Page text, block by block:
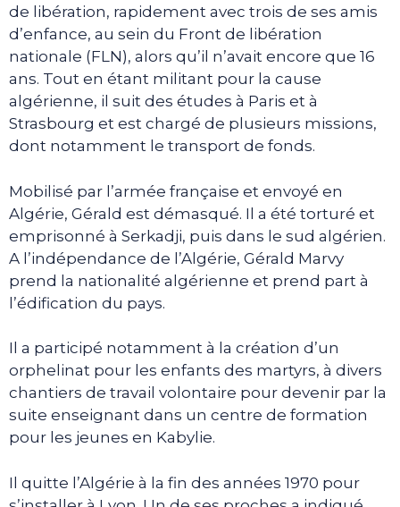
de libération, rapidement avec trois de ses amis
d’enfance, au sein du Front de libération
nationale (FLN), alors qu’il n’avait encore que 16
ans. Tout en étant militant pour la cause
algérienne, il suit des études à Paris et à
Strasbourg et est chargé de plusieurs missions,
dont notamment le transport de fonds.
Mobilisé par l’armée française et envoyé en
Algérie, Gérald est démasqué. Il a été torturé et
emprisonné à Serkadji, puis dans le sud algérien.
A l’indépendance de l’Algérie, Gérald Marvy
prend la nationalité algérienne et prend part à
l’édification du pays.
Il a participé notamment à la création d’un
orphelinat pour les enfants des martyrs, à divers
chantiers de travail volontaire pour devenir par la
suite enseignant dans un centre de formation
pour les jeunes en Kabylie.
Il quitte l’Algérie à la fin des années 1970 pour